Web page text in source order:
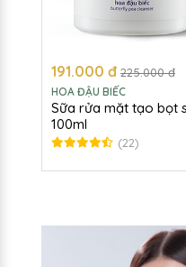
191.000 đ 225.000 đ
HOA ĐẬU BIẾC
Sữa rửa mặt tạo bọt
100ml
(22)